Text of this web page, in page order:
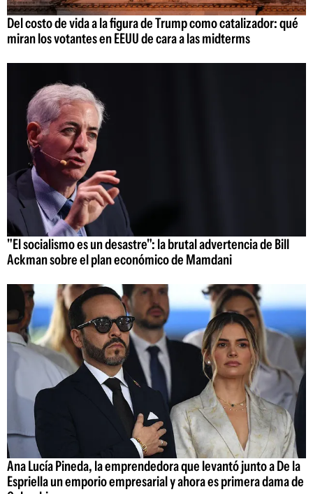
Del costo de vida a la figura de Trump como catalizador: qué
miran los votantes en EEUU de cara a las midterms
"El socialismo es un desastre": la brutal advertencia de Bill
Ackman sobre el plan económico de Mamdani
Ana Lucía Pineda, la emprendedora que levantó junto a De la
Espriella un emporio empresarial y ahora es primera dama de